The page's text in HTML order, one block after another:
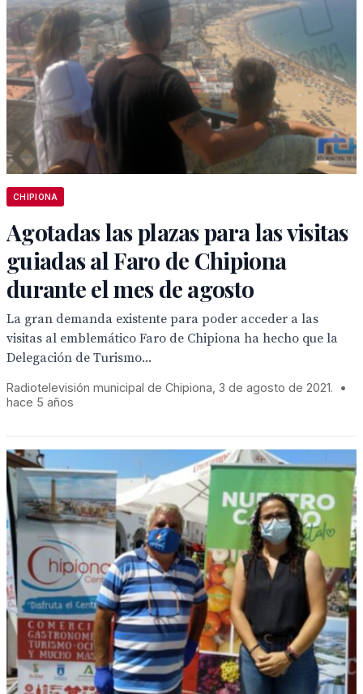
CHIPIONA
Agotadas las plazas para las visitas
guiadas al Faro de Chipiona
durante el mes de agosto
La gran demanda existente para poder acceder a las
visitas al emblemático Faro de Chipiona ha hecho que la
Delegación de Turismo...
Radiotelevisión municipal de Chipiona, 3 de agosto de 2021.
•
hace 5 años